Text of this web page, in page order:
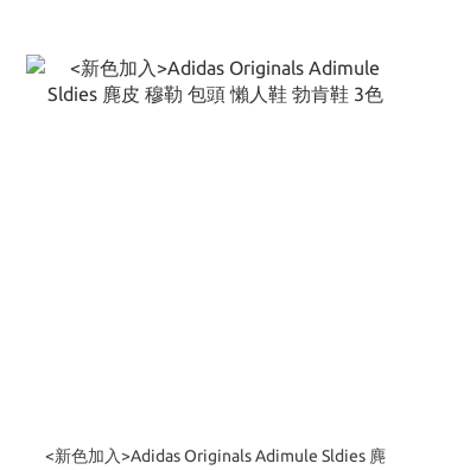
<新色加入>Adidas Originals Adimule Sldies 麂